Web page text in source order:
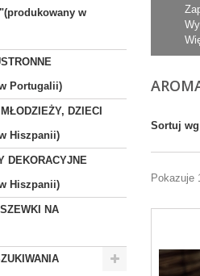
w
Portugalii)
DZIECI
Hiszpanii)
DEKORACYJNE
Hiszpanii)
NA
Sortuj wg
Pokazuje